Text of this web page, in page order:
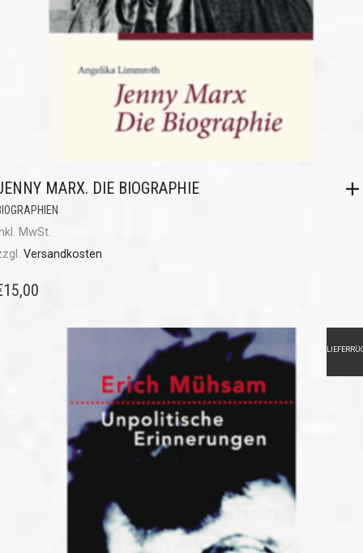
MARX. DIE BIOGRAPHIE
MwSt.
Versandkosten
15,00